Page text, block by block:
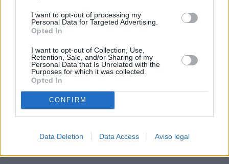
I want to opt-out of processing my
Personal Data for Targeted Advertising.
Opted In
I want to opt-out of Collection, Use,
Retention, Sale, and/or Sharing of my
Personal Data that Is Unrelated with the
Purposes for which it was collected.
Opted In
CONFIRM
Data Deletion Data Access Aviso legal